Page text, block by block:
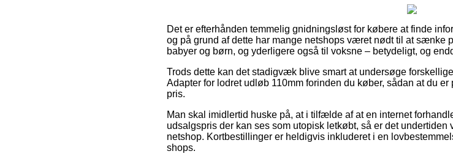
Det er efterhånden temmelig gnidningsløst for købere at finde
og på grund af dette har mange netshops været nødt til at sænke
babyer og børn, og yderligere også til voksne – betydeligt, og
Trods dette kan det stadigvæk blive smart at undersøge
Adapter for lodret udløb 110mm forinden du køber, sådan at du
pris.
Man skal imidlertid huske på, at i tilfælde af at en internet
udsalgspris der kan ses som utopisk letkøbt, så er det
netshop. Kortbestillinger er heldigvis inkluderet i en
shops.